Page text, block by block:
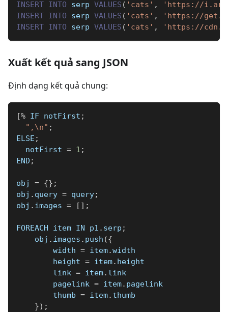
INSERT INTO serp VALUES ( 'cats' ,
'https://
INSERT INTO serp VALUES ( 'cats' ,
'https://
INSERT INTO serp VALUES ( 'cats' , 'https://
Xuất kết quả sang JSON
Định dạng kết quả chung:
[% IF notFirst ;
",\n" ;
ELSE ;
  notFirst
= 1 ;
END ;
obj = {} ;
obj . query = query;
obj . images = [ ] ;
FOREACH item IN p1 . serp ;
    obj
. images . push ({
        width
= item.width
        height
= item. height
        link
= item. link
        pagelink
= item. pagelink
        thumb
= item. thumb
}) ;